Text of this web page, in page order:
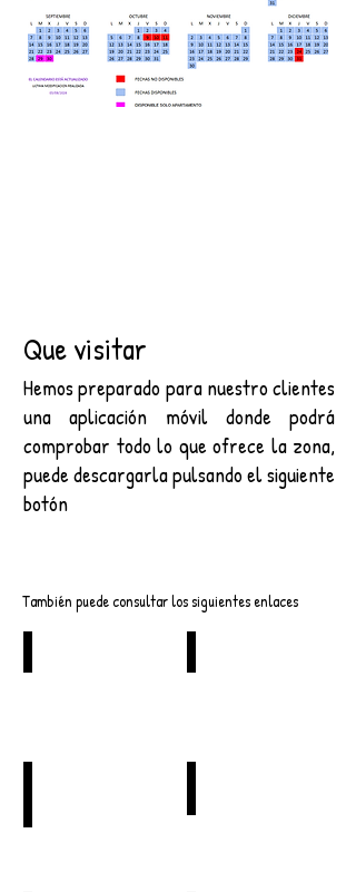
Que visitar
Hemos preparado para nuestro clientes
una aplicación móvil donde podrá
comprobar todo lo que ofrece la zona,
puede descargarla pulsando el siguiente
botón
También puede consultar los siguientes enlaces